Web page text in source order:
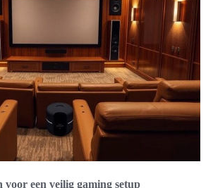
voor een veilig gaming setup